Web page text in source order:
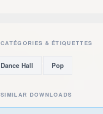
CATÉGORIES & ÉTIQUETTES
Dance Hall Pop
SIMILAR DOWNLOADS